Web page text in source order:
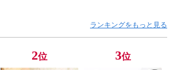
TOPAZ 1410
ランキングをもっと見る
2位 3位